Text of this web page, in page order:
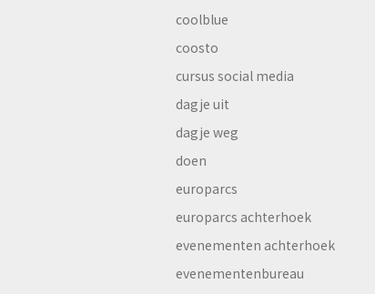
coolblue
coosto
cursus social media
dagje uit
dagje weg
doen
europarcs
europarcs achterhoek
evenementen achterhoek
evenementenbureau